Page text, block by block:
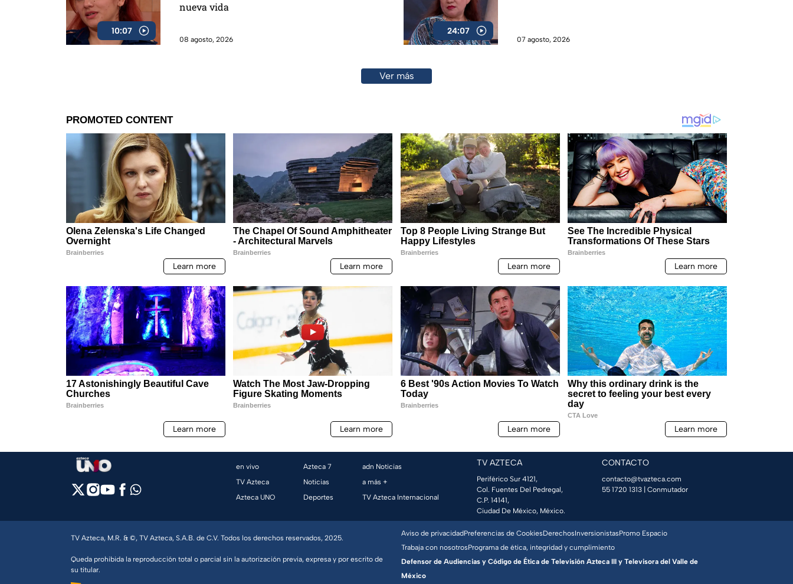
10:07
nueva vida
08 agosto, 2026
24:07
07 agosto, 2026
Ver más
en vivo
TV Azteca
Azteca UNO
Azteca 7
Noticias
Deportes
adn Noticias
a más +
TV Azteca Internacional
TV AZTECA
Periférico Sur 4121,
Col. Fuentes Del Pedregal,
C.P. 14141,
Ciudad De México, México.
CONTACTO
contacto@tvazteca.com
55 1720 1313 | Conmutador
TV Azteca, M.R. & ©, TV Azteca, S.A.B. de C.V. Todos los derechos reservados, 2025.
Queda prohibida la reproducción total o parcial sin la autorización previa, expresa y por escrito de
su titular.
Aviso de privacidadPreferencias de CookiesDerechosInversionistasPromo Espacio
Trabaja con nosotrosPrograma de ética, integridad y cumplimiento
Defensor de Audiencias y Código de Ética de Televisión Azteca III y Televisora del Valle de
México